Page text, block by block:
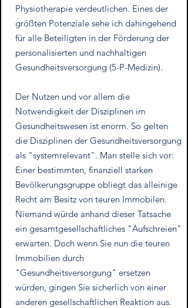
Physiotherapie verdeutlichen. Eines der
größten Potenziale sehe ich dahingehend
für alle Beteiligten in der Förderung der
personalisierten und nachhaltigen
Gesundheitsversorgung (5-P-Medizin).
Der Nutzen und vor allem die
Notwendigkeit der Disziplinen im
Gesundheitswesen ist enorm. So gelten
die Disziplinen der Gesundheitsversorgung
als "systemrelevant". Man stelle sich vor:
Einer bestimmten, finanziell starken
Bevölkerungsgruppe obliegt das alleinige
Recht am Besitz von teuren Immobilen.
Niemand würde anhand dieser Tatsache
ein gesamtgesellschaftliches "Aufschreien"
erwarten. Doch wenn Sie nun die teuren
Immobilien durch
"Gesundheitsversorgung" ersetzen
würden, gingen Sie sicherlich von einer
anderen gesellschaftlichen Reaktion aus.